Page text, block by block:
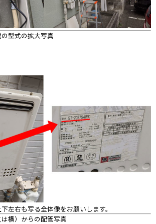
型式の拡大写真
左右も写る全体像をお願いします。
横）からの配管写真